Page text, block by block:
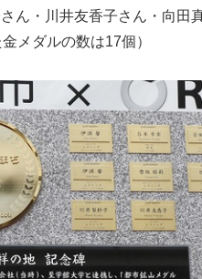
ん・川井友香子さん・向田
メダルの数は17個）